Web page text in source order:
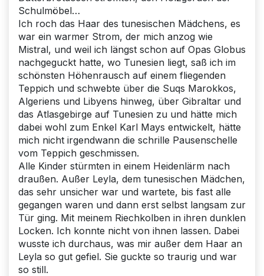
Schulmöbel…
Ich roch das Haar des tunesischen Mädchens, es
war ein warmer Strom, der mich anzog wie
Mistral, und weil ich längst schon auf Opas Globus
nachgeguckt hatte, wo Tunesien liegt, saß ich im
schönsten Höhenrausch auf einem fliegenden
Teppich und schwebte über die Suqs Marokkos,
Algeriens und Libyens hinweg, über Gibraltar und
das Atlasgebirge auf Tunesien zu und hätte mich
dabei wohl zum Enkel Karl Mays entwickelt, hätte
mich nicht irgendwann die schrille Pausenschelle
vom Teppich geschmissen.
Alle Kinder stürmten in einem Heidenlärm nach
draußen. Außer Leyla, dem tunesischen Mädchen,
das sehr unsicher war und wartete, bis fast alle
gegangen waren und dann erst selbst langsam zur
Tür ging. Mit meinem Riechkolben in ihren dunklen
Locken. Ich konnte nicht von ihnen lassen. Dabei
wusste ich durchaus, was mir außer dem Haar an
Leyla so gut gefiel. Sie guckte so traurig und war
so still.